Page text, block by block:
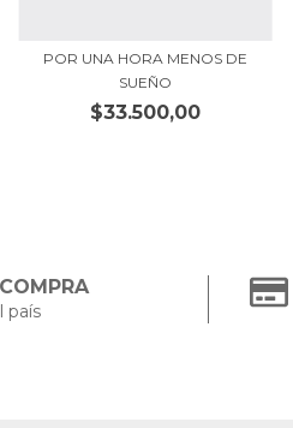
POR UNA HORA MENOS DE
SUEÑO
$33.500,00
país